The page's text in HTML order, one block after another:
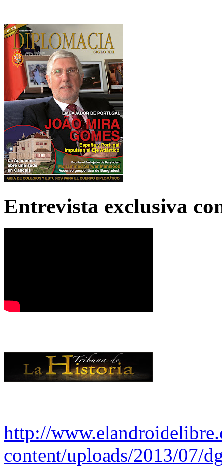
Entrevista exclusiva
http://
content/uploads/2013/07/